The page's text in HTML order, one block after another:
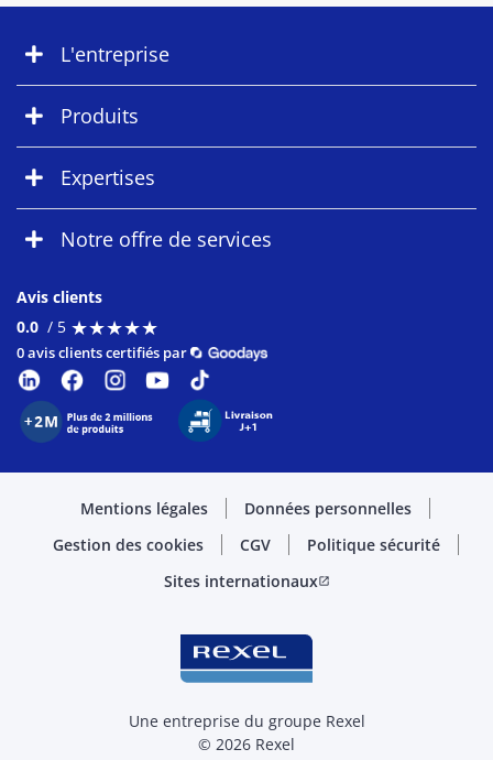
L'entreprise
Produits
Expertises
Notre offre de services
Avis clients
0.0 / 5 ★★★★★
★★★★★
0 avis clients certifiés par
Mentions légales
Données personnelles
Gestion des cookies
CGV
Politique sécurité
Sites internationauxopen_in_new
Une entreprise du groupe Rexel
© 2026 Rexel